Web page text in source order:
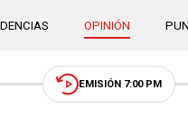
OPINIÓN
EMISIÓN 7:00 PM